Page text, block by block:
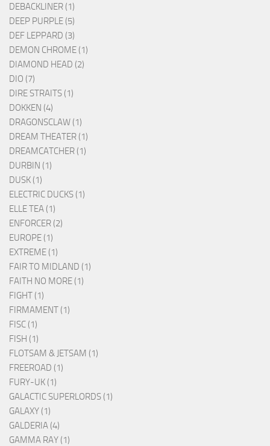
DEBACKLINER (1)
DEEP PURPLE (5)
DEF LEPPARD (3)
DEMON CHROME (1)
DIAMOND HEAD (2)
DIO (7)
DIRE STRAITS (1)
DOKKEN (4)
DRAGONSCLAW (1)
DREAM THEATER (1)
DREAMCATCHER (1)
DURBIN (1)
DUSK (1)
ELECTRIC DUCKS (1)
ELLE TEA (1)
ENFORCER (2)
EUROPE (1)
EXTREME (1)
FAIR TO MIDLAND (1)
FAITH NO MORE (1)
FIGHT (1)
FIRMAMENT (1)
FISC (1)
FISH (1)
FLOTSAM & JETSAM (1)
FREEROAD (1)
FURY-UK (1)
GALACTIC SUPERLORDS (1)
GALAXY (1)
GALDERIA (4)
GAMMA RAY (1)